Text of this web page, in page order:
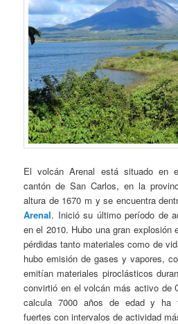
El volcán Arenal está situado en
cantón de San Carlos, en la
altura de 1670 m y se encuentra
Arenal. Inició su último período de
en el 2010. Hubo una gran explosión
pérdidas tanto materiales como de
hubo emisión de gases y vapores,
emitían materiales piroclásticos
convirtió en el volcán más activo de
calcula 7000 años de edad y ha
fuertes con intervalos de actividad